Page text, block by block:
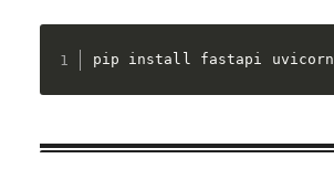
pip install fastapi uvicorn